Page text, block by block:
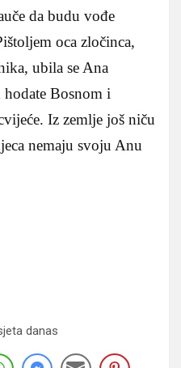
da budu vođe
oca zločinca,
ubila se Ana
Bosnom i
Iz zemlje još niču
nemaju svoju Anu
danas